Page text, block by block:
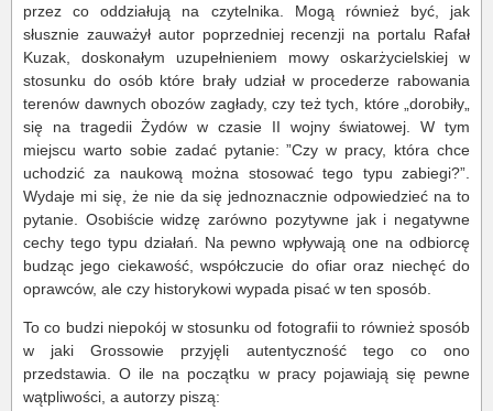
przez co oddziałują na czytelnika. Mogą również być, jak
słusznie zauważył autor poprzedniej recenzji na portalu Rafał
Kuzak, doskonałym uzupełnieniem mowy oskarżycielskiej w
stosunku do osób które brały udział w procederze rabowania
terenów dawnych obozów zagłady, czy też tych, które „dorobiły„
się na tragedii Żydów w czasie II wojny światowej. W tym
miejscu warto sobie zadać pytanie: ”Czy w pracy, która chce
uchodzić za naukową można stosować tego typu zabiegi?”.
Wydaje mi się, że nie da się jednoznacznie odpowiedzieć na to
pytanie. Osobiście widzę zarówno pozytywne jak i negatywne
cechy tego typu działań. Na pewno wpływają one na odbiorcę
budząc jego ciekawość, współczucie do ofiar oraz niechęć do
oprawców, ale czy historykowi wypada pisać w ten sposób.
To co budzi niepokój w stosunku od fotografii to również sposób
w jaki Grossowie przyjęli autentyczność tego co ono
przedstawia. O ile na początku w pracy pojawiają się pewne
wątpliwości, a autorzy piszą: